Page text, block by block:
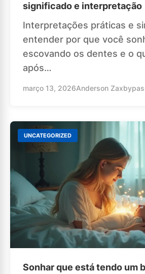
significado e interpretação
Interpretações práticas e
entender por que você
escovando os dentes e o
após…
março 13, 2026Anderson
UNCATEGORIZED
Sonhar que está tendo um